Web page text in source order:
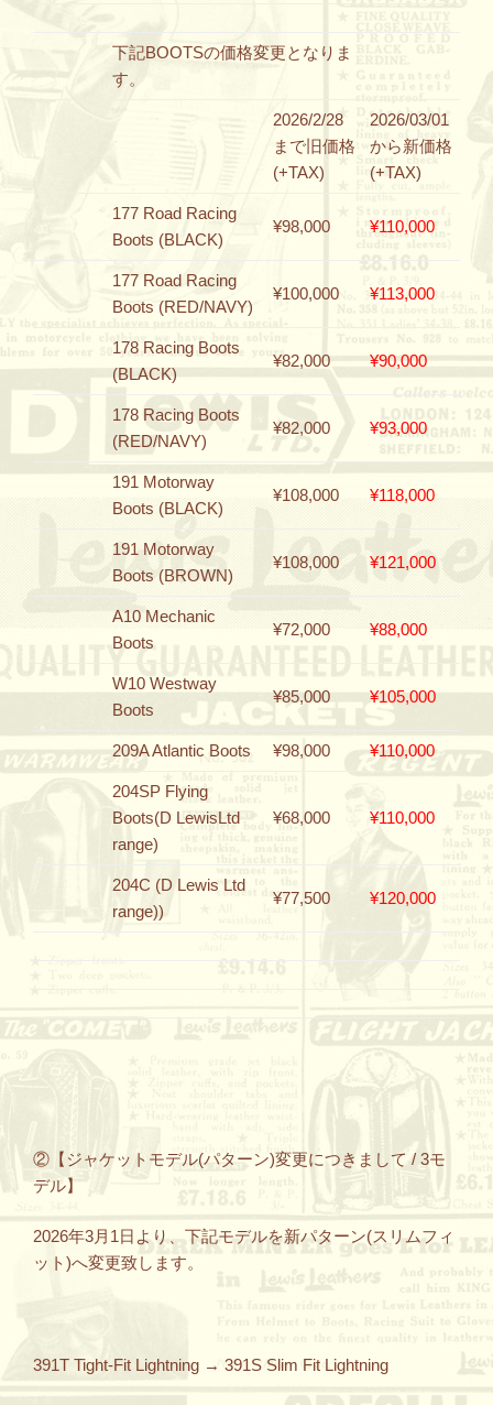
下記BOOTSの価格変更となりま
す。
2026/2/28
まで旧価格
(+TAX)
2026/03/01
から新価格
(+TAX)
177 Road Racing
Boots (BLACK)
¥98,000 ¥110,000
177 Road Racing
Boots (RED/NAVY)
¥100,000 ¥113,000
178 Racing Boots
(BLACK)
¥82,000 ¥90,000
178 Racing Boots
(RED/NAVY)
¥82,000 ¥93,000
191 Motorway
Boots (BLACK)
¥108,000 ¥118,000
191 Motorway
Boots (BROWN)
¥108,000 ¥121,000
A10 Mechanic
Boots
¥72,000 ¥88,000
W10 Westway
Boots
¥85,000 ¥105,000
209A Atlantic Boots ¥98,000 ¥110,000
204SP Flying
Boots(D LewisLtd
range)
¥68,000 ¥110,000
204C (D Lewis Ltd
range))
¥77,500 ¥120,000
②【ジャケットモデル(パターン)変更につきまして / 3モ
デル】
2026年3月1日より、下記モデルを新パターン(スリムフィ
ット)へ変更致します。
391T Tight-Fit Lightning → 391S Slim Fit Lightning